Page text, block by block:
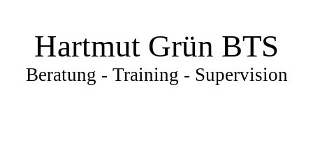
Hartmut Grün BTS
Beratung - Training - Supervision